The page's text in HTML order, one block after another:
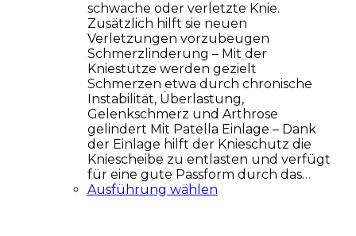
schwache oder verletzte Knie.
Zusätzlich hilft sie neuen
Verletzungen vorzubeugen
Schmerzlinderung – Mit der
Kniestütze werden gezielt
Schmerzen etwa durch chronische
Instabilität, Überlastung,
Gelenkschmerz und Arthrose
gelindert Mit Patella Einlage – Dank
der Einlage hilft der Knieschutz die
Kniescheibe zu entlasten und verfügt
für eine gute Passform durch das…
Ausführung wählen